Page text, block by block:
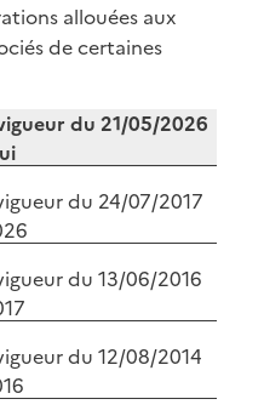
allouées aux
de certaines
du 21/05/2026
du 24/07/2017
du 13/06/2016
du 12/08/2014